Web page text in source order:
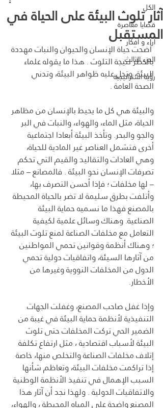
الكل
قضايا معاصرة
آراء و أفكار
الجزء الثالث
رؤية استراتيجية
آثار تلوث البيئة على الحياة في
المستقبل
أضحت حياة الإنسان والحيوان والنبات مهددة
بالخطر نتيجة التلوث . هذا ما يقوله علماء
البيئة، وتدل عليه ظواهر البيئة، وتدني
الصحة العامة .
والبيئة هي كل ما يحيط بالإنسان من مظاهر
الحياة، مثل الماء، والهواء، والنبات في البر
والجو والبحر. وتأخذ البيئة أبعادا اجتماعية
أخرى فتشمل العناصر غير المادية للحياة،
وهي العادات والتقاليد والقيم التي تحكم
تصرفات الإنسان نحو البيئة . فالمصانع – مثلا
– لها مخلفات ؛ فإذا أحسن التصرف بها،
وأتلفت بطرق سليمة لا تضر بالحياة المحيطة
بالمصنع فهذا ما نسميه حماية البيئة
الصناعية. وهناك وسائل علمية لكيفية
التعامل مع مخلفات الصناعة لمنع تلوث البيئة
؛ وهناك أنظمة وقوانين تحمي المواطنين
من آثارها السيئة، واتفاقيات دولية تحمي
الدول من المخلفات النووية وغيرها من
الأخطار.
وإذا غفل صاحب المصنع، وغفلت الجهات
التنفيذية لأنظمة حماية البيئة في غيبة من
الضمير الحي تركت المخلفات حتى تلوث
البيئة لأسباب اقتصادية ، مثل ارتفاع تكلفة
إتلاف مخلفات الصناعة والتخلص منها، خاصة
إذا تراكمت مخلفات البيئة، وتعاظم شأنها
السبب الإهمال في تنفيذ الأنظمة الوطنية
والاتفاقيات الدولية . ولهذا نجد أن آثار هذا
المصنع واضحة على المياه المحيطة ، والهواء،